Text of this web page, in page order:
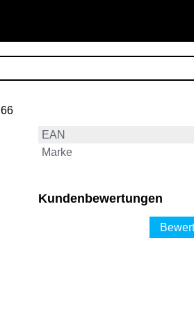
EAN
Marke
Kundenbewertungen